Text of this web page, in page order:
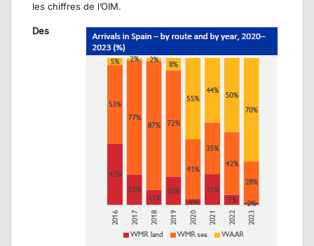
les chiffres de l’OIM.
Des